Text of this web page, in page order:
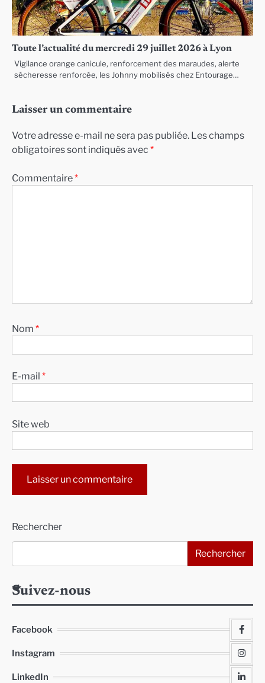
Toute l’actualité du mercredi 29 juillet 2026 à Lyon
Vigilance orange canicule, renforcement des maraudes, alerte
sécheresse renforcée, les Johnny mobilisés chez Entourage…
Laisser un commentaire
Votre adresse e-mail ne sera pas publiée. Les champs
obligatoires sont indiqués avec *
Commentaire*
Nom *
E-mail *
Site web
Rechercher
Rechercher
Suivez-nous
Facebook
Instagram
LinkedIn